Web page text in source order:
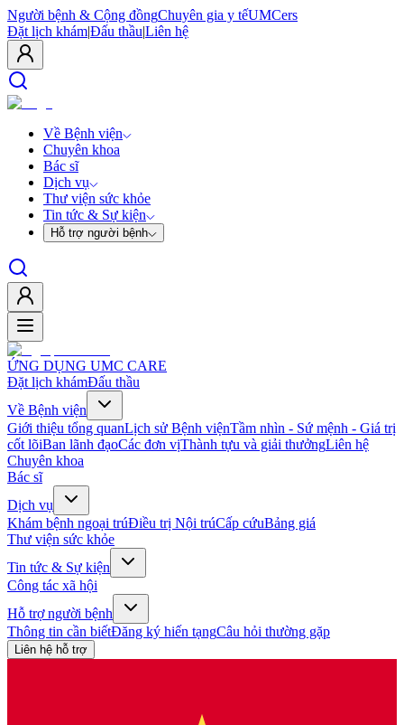
Người bệnh & Cộng đồngChuyên gia y tếUMCers
Đặt lịch khám|Đấu thầu|Liên hệ
Về Bệnh viện
Chuyên khoa
Bác sĩ
Dịch vụ
Thư viện sức khỏe
Tin tức & Sự kiện
Hỗ trợ người bệnh
ỨNG DỤNG UMC CARE
Đặt lịch khámĐấu thầu
Về Bệnh viện
Giới thiệu tổng quanLịch sử Bệnh việnTầm nhìn - Sứ mệnh - Giá trị
cốt lõiBan lãnh đạoCác đơn vịThành tựu và giải thưởngLiên hệ
Chuyên khoa
Bác sĩ
Dịch vụ
Khám bệnh ngoại trúĐiều trị Nội trúCấp cứuBảng giá
Thư viện sức khỏe
Tin tức & Sự kiện
Công tác xã hội
Hỗ trợ người bệnh
Thông tin cần biếtĐăng ký hiến tạngCâu hỏi thường gặp
Liên hệ hỗ trợ